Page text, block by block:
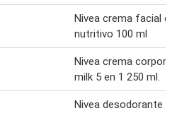
Nivea crema facial
nutritivo 100 ml
Nivea crema
milk 5 en 1 250 ml.
Nivea desodorante en